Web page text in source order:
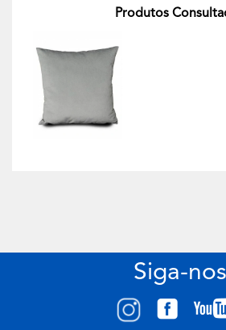
Produtos
Siga-nos